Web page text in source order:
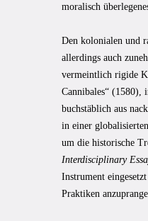
moralisch
Den kolonialen und
allerdings auch
vermeintlich rigide
Cannibales“ (1580),
buchstäblich aus
in einer
um die historische
Interdisciplinary
Instrument
Praktiken